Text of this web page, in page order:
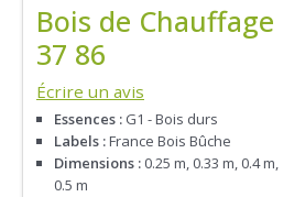
Bois de Chauffage
37 86
Écrire un avis
Essences : G1 - Bois durs
Labels :France Bois Bûche
Dimensions : 0.25 m, 0.33 m, 0.4 m,
0.5 m